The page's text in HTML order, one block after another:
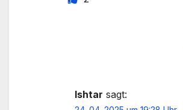
Ishtar sagt: